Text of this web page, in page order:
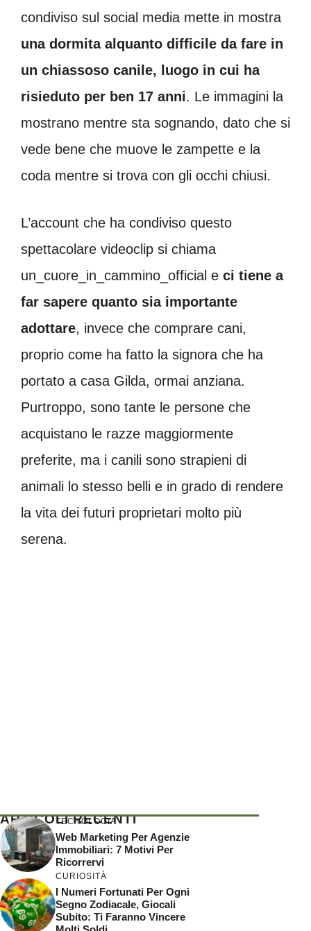
condiviso sul social media mette in mostra
una dormita alquanto difficile da fare in
un chiassoso canile, luogo in cui ha
risieduto per ben 17 anni. Le immagini la
mostrano mentre sta sognando, dato che si
vede bene che muove le zampette e la
coda mentre si trova con gli occhi chiusi.
L’account che ha condiviso questo
spettacolare videoclip si chiama
un_cuore_in_cammino_official e ci tiene a
far sapere quanto sia importante
adottare, invece che comprare cani,
proprio come ha fatto la signora che ha
portato a casa Gilda, ormai anziana.
Purtroppo, sono tante le persone che
acquistano le razze maggiormente
preferite, ma i canili sono strapieni di
animali lo stesso belli e in grado di rendere
la vita dei futuri proprietari molto più
serena.
ARTICOLI RECENTI
TECNOLOGIA
Web Marketing Per Agenzie
Immobiliari: 7 Motivi Per
Ricorrervi
CURIOSITÀ
I Numeri Fortunati Per Ogni
Segno Zodiacale, Giocali
Subito: Ti Faranno Vincere